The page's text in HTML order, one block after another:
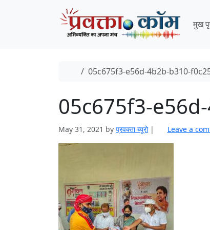
मुख
Home
05c675f3-e56d-4b2b-b310-
05c675f3-
May 31, 2021 by प्रवक्‍ता ब्यूरो | Leave a